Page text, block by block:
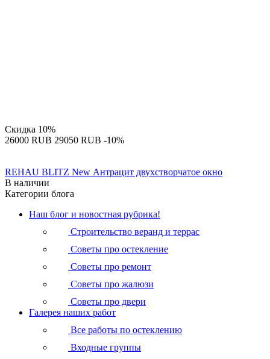
Скидка 10%
‍26000‍ RUB ‍29050‍ RUB -10%
REHAU BLITZ New Антрацит двухстворчатое окно
В наличии
Категории блога
Наш блог и новостная рубрика!
Строительство веранд и террас
Советы про остекление
Советы про ремонт
Советы про жалюзи
Советы про двери
Галерея наших работ
Все работы по остеклению
Входные группы